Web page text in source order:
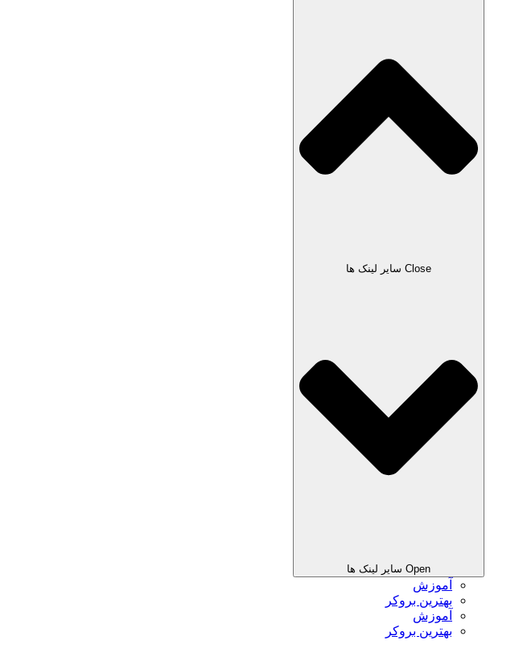
Close سایر لینک ها
Open سایر لینک ها
آموزش
بهترین بروکر
آموزش
بهترین بروکر